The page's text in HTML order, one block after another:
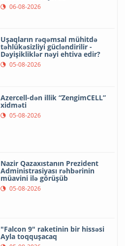
06-08-2026
Uşaqların rəqəmsal mühitdə
təhlükəsizliyi gücləndirilir -
Dəyişikliklər nəyi ehtiva edir?
05-08-2026
Azercell-dən illik “ZengimCELL”
xidməti
05-08-2026
Nazir Qazaxıstanın Prezident
Administrasiyası rəhbərinin
müavini ilə görüşüb
05-08-2026
"Falcon 9" raketinin bir hissəsi
Ayla toqquşacaq